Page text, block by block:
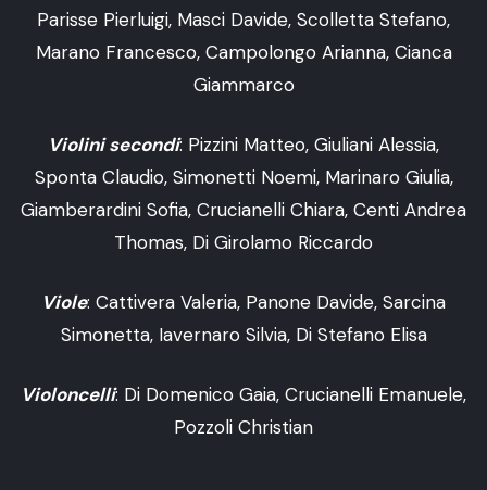
Parisse Pierluigi, Masci Davide, Scolletta Stefano,
Marano Francesco, Campolongo Arianna, Cianca
Giammarco
Violini secondi: Pizzini Matteo, Giuliani Alessia,
Sponta Claudio, Simonetti Noemi, Marinaro Giulia,
Giamberardini Sofia, Crucianelli Chiara, Centi Andrea
Thomas, Di Girolamo Riccardo
Viole: Cattivera Valeria, Panone Davide, Sarcina
Simonetta, Iavernaro Silvia, Di Stefano Elisa
Violoncelli: Di Domenico Gaia, Crucianelli Emanuele,
Pozzoli Christian